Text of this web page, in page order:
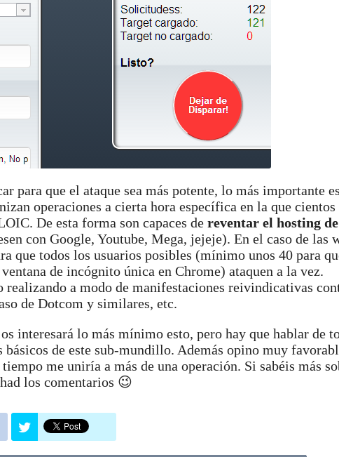
para que el ataque sea más potente, lo más importante
operaciones a cierta hora específica en la que
De esta forma son capaces de reventar el hosting de
con Google, Youtube, Mega, jejeje). En el caso de las
que todos los usuarios posibles (mínimo unos 40 para
de incógnito única en Chrome) ataquen a la vez.
realizando a modo de manifestaciones reivindicativas
de Dotcom y similares, etc.
interesará lo más mínimo esto, pero hay que hablar de
de este sub-mundillo. Además opino muy
me uniría a más de una operación. Si sabéis más
los comentarios 😉